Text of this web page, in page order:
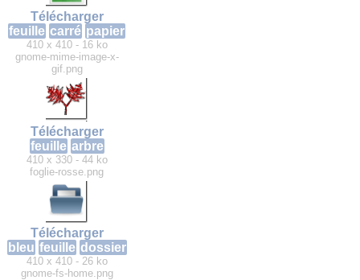
Télécharger
feuille carré papier
410 x 410 - 16 ko
gnome-mime-image-x-
gif.png
Télécharger
feuille arbre
410 x 330 - 44 ko
foglie-rosse.png
Télécharger
bleu feuille dossier
410 x 410 - 26 ko
gnome-fs-home.png